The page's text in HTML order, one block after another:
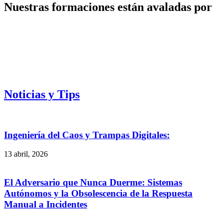
Nuestras formaciones están avaladas por
Noticias y Tips
Ingeniería del Caos y Trampas Digitales:
13 abril, 2026
El Adversario que Nunca Duerme: Sistemas
Autónomos y la Obsolescencia de la Respuesta
Manual a Incidentes